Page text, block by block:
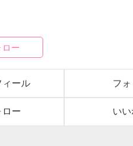
ロー
ィール フォ
ロー いい